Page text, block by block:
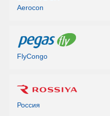
Aerocon
FlyCongo
Россия